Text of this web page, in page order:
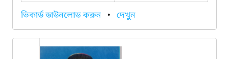
ভিকার্ড ডাউনলোড করুন • দেখুন